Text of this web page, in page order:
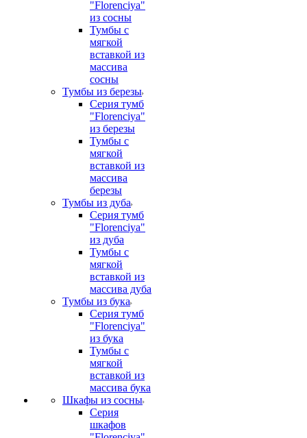
"Florenciya"
из сосны
Тумбы с
мягкой
вставкой из
массива
сосны
Тумбы из березы
Серия тумб
"Florenciya"
из березы
Тумбы с
мягкой
вставкой из
массива
березы
Тумбы из дуба
Серия тумб
"Florenciya"
из дуба
Тумбы с
мягкой
вставкой из
массива дуба
Тумбы из бука
Серия тумб
"Florenciya"
из бука
Тумбы с
мягкой
вставкой из
массива бука
Шкафы из сосны
Серия
шкафов